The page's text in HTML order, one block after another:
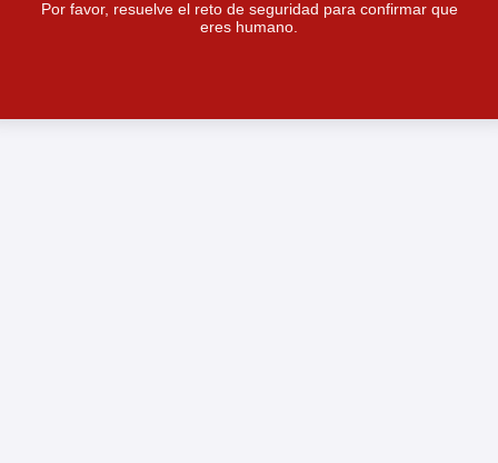
Por favor, resuelve el reto de seguridad para confirmar que
eres humano.